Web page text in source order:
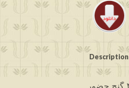
Description